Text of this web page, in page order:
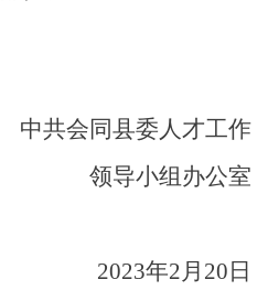
中共会同县委人才工作
领导小组办公室
2023年2 月 20 日